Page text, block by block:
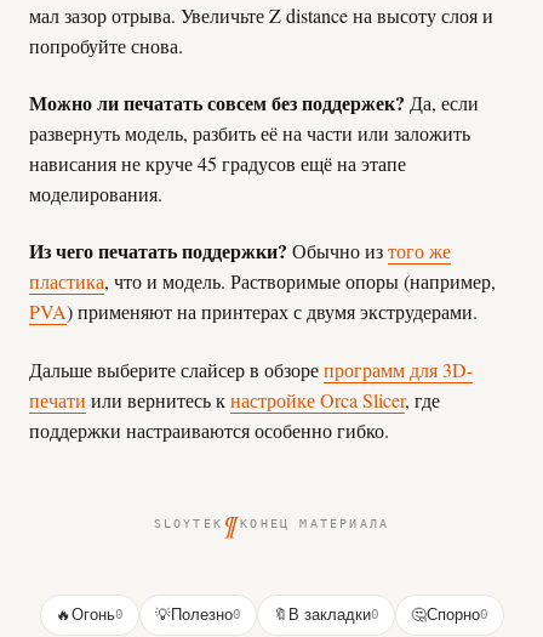
мал зазор отрыва. Увеличьте Z distance на высоту слоя и
попробуйте снова.
Можно ли печатать совсем без поддержек? Да, если
развернуть модель, разбить её на части или заложить
нависания не круче 45 градусов ещё на этапе
моделирования.
Из чего печатать поддержки? Обычно изтого же
пластика, что и модель. Растворимые опоры (например,
PVA) применяют на принтерах с двумя экструдерами.
Дальше выберите слайсер в обзорепрограмм для 3D-
печати или вернитесь кнастройке Orca Slicer, где
поддержки настраиваются особенно гибко.
SLOYTEK ¶КОНЕЦ МАТЕРИАЛА
🔥Огонь0 💡Полезно0 🔖 В закладки0 🤔Спорно0